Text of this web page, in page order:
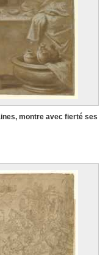
montre avec fierté ses